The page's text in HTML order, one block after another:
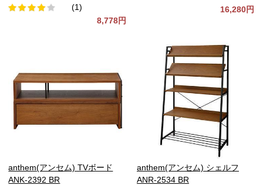
(1)
8,778円
16,280円
anthem(アンセム) TVボード
ANK-2392 BR
anthem(アンセム) シェルフ
ANR-2534 BR